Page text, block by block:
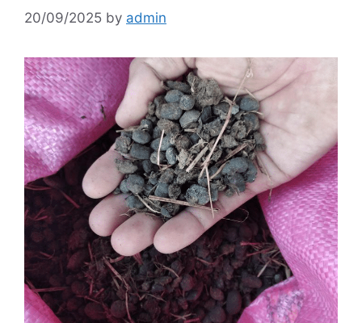
20/09/2025 by admin